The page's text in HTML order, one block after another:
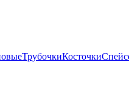
ТрубочкиКосточки